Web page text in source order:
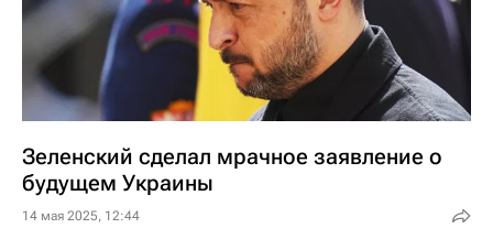
Зеленский сделал мрачное заявление о
будущем Украины
14 мая 2025, 12:44